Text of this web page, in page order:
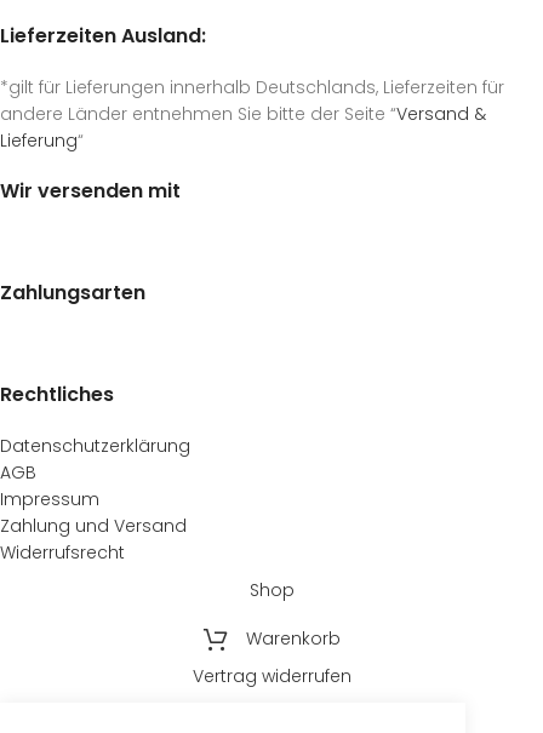
Lieferzeiten Ausland:
*gilt für Lieferungen innerhalb Deutschlands, Lieferzeiten für
andere Länder entnehmen Sie bitte der Seite “Versand &
Lieferung“
Wir versenden mit
Zahlungsarten
Rechtliches
Datenschutzerklärung
AGB
Impressum
Zahlung und Versand
Widerrufsrecht
Shop
Warenkorb
Vertrag widerrufen